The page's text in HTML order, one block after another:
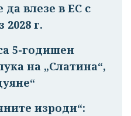
влезе в ЕС с
2028 г.
5-годишен
на „Слатина“,
изроди“: